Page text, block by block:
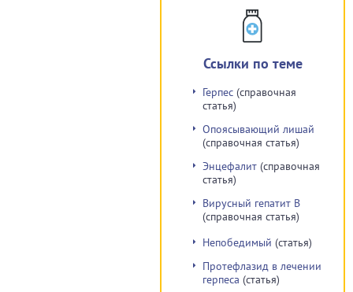
Ссылки по теме
Герпес (справочная
статья)
Опоясывающий лишай
(справочная статья)
Энцефалит (справочная
статья)
Вирусный гепатит В
(справочная статья)
Непобедимый (статья)
Протефлазид в лечении
герпеса (статья)